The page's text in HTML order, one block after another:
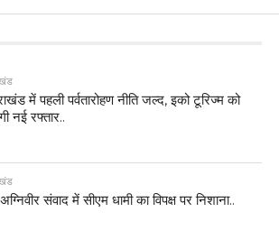
में पहली पर्वतारोहण नीति जल्द, इको टूरिज्म को
नई रफ्तार..
संवाद में सीएम धामी का विपक्ष पर निशाना..